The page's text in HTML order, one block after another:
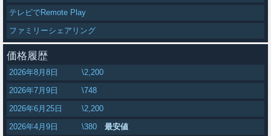
テレビでRemote Play
ファミリーシェアリング
価格履歴
2026年8月8日
\2,200
2026年7月9日
\748
2026年6月25日
\2,200
2026年4月9日
\380
最安値